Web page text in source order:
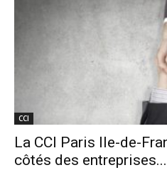
CCI
La CCI Paris Ile-de-
côtés des entreprises...